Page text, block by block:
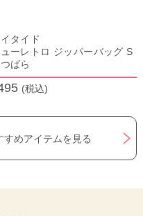
イタイド
ーレトロ ジッパーバッグ S
ばら
(税込)
すめアイテムを見る